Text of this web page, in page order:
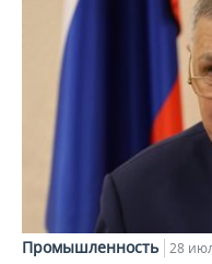
Промышленность 28